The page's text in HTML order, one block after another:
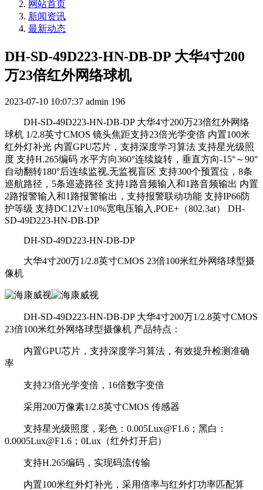
网站首页
新闻资讯
最新动态
DH-SD-49D223-HN-DB-DP 大华4寸200
万23倍红外网络球机
2023-07-10 10:07:37 admin 196
DH-SD-49D223-HN-DB-DP 大华4寸200万23倍红外网络
球机 1/2.8英寸CMOS 镜头焦距支持23倍光学变倍 内置100米
红外灯补光 内置GPU芯片，支持深度学习算法 支持星光级照
度 支持H.265编码 水平方向360°连续旋转，垂直方向-15°～90°
自动翻转180°后连续监视,无监视盲区 支持300个预置位，8条
巡航路径，5条巡迹路径 支持1路音频输入和1路音频输出 内置
2路报警输入和1路报警输出，支持报警联动功能 支持IP66防
护等级 支持DC12V±10%宽电压输入,POE+（802.3at） DH-
SD-49D223-HN-DB-DP
DH-SD-49D223-HN-DB-DP
大华4寸200万1/2.8英寸CMOS 23倍100米红外网络球型摄
像机
DH-SD-49D223-HN-DB-DP 大华4寸200万1/2.8英寸CMOS
23倍100米红外网络球型摄像机 产品特点：
内置GPU芯片，支持深度学习算法，有效提升检测准确
率
支持23倍光学变倍，16倍数字变倍
采用200万像素1/2.8英寸CMOS 传感器
支持星光级照度，彩色：0.005Lux@F1.6；黑白：
0.0005Lux@F1.6；0Lux（红外灯开启）
支持H.265编码，实现码流传输
内置100米红外灯补光，采用倍率与红外灯功率匹配算